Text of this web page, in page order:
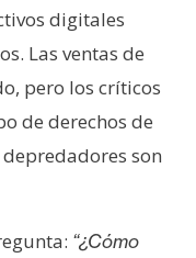
digitales
Las ventas de
pero los críticos
de derechos de
son
“¿Cómo